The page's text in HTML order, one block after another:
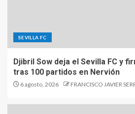
SEVILLA FC
Djibril Sow deja el Sevilla FC y
tras 100 partidos en Nervión
6 agosto, 2026 FRANCISCO JAVIER